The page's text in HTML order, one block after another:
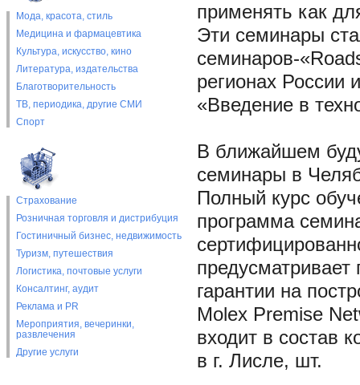
Мода, красота, стиль
Медицина и фармацевтика
Культура, искусство, кино
Литература, издательства
Благотворительность
ТВ, периодика, другие СМИ
Спорт
Страхование
Розничная торговля и дистрибуция
Гостиничный бизнес, недвижимость
Туризм, путешествия
Логистика, почтовые услуги
Консалтинг, аудит
Реклама и PR
Мероприятия, вечеринки,
развлечения
Другие услуги
применять как
Эти семинары
семинаров-
регионах
«Введение в
В ближайшем
семинары в
Полный курс
программа
предусматривает
гарантии на
Molex Premise
входит в состав
в г. Лисле, шт.